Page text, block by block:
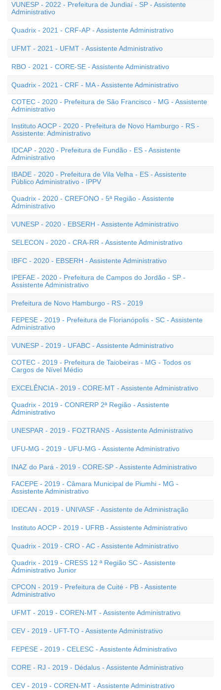
VUNESP - 2022 - Prefeitura de Jundiaí - SP - Assistente
Administrativo
Quadrix - 2021 - CRF-AP - Assistente Administrativo
UFMT - 2021 - UFMT - Assistente Administrativo
RBO - 2021 - CORE-SE - Assistente Administrativo
Quadrix - 2021 - CRF - MA - Assistente Administrativo
COTEC - 2020 - Prefeitura de São Francisco - MG - Assistente
Administrativo
Instituto AOCP - 2020 - Prefeitura de Novo Hamburgo - RS -
Assistente: Administrativo
IDCAP - 2020 - Prefeitura de Fundão - ES - Assistente
Administrativo
IBADE - 2020 - Prefeitura de Vila Velha - ES - Assistente
Público Administrativo - IPPV
Quadrix - 2020 - CREFONO - 5ª Região - Assistente
Administrativo
VUNESP - 2020 - EBSERH - Assistente Administrativo
SELECON - 2020 - CRA-RR - Assistente Administrativo
IBFC - 2020 - EBSERH - Assistente Administrativo
IPEFAE - 2020 - Prefeitura de Campos do Jordão - SP -
Assistente Administrativo
Prefeitura de Novo Hamburgo - RS - 2019
FEPESE - 2019 - Prefeitura de Florianópolis - SC - Assistente
Administrativo
VUNESP - 2019 - UFABC - Assistente Administrativo
COTEC - 2019 - Prefeitura de Taiobeiras - MG - Todos os
Cargos de Nível Médio
EXCELÊNCIA - 2019 - CORE-MT - Assistente Administrativo
Quadrix - 2019 - CONRERP 2ª Região - Assistente
Administrativo
UNESPAR - 2019 - FOZTRANS - Assistente Administrativo
UFU-MG - 2019 - UFU-MG - Assistente Administrativo
INAZ do Pará - 2019 - CORE-SP - Assistente Administrativo
FACEPE - 2019 - Câmara Municipal de Piumhi - MG -
Assistente Administrativo
IDECAN - 2019 - UNIVASF - Assistente de Administração
Instituto AOCP - 2019 - UFRB - Assistente Administrativo
Quadrix - 2019 - CRO - AC - Assistente Administrativo
Quadrix - 2019 - CRESS 12 ª Região SC - Assistente
Administrativo Junior
CPCON - 2019 - Prefeitura de Cuité - PB - Assistente
Administrativo
UFMT - 2019 - COREN-MT - Assistente Administrativo
CEV - 2019 - UFT-TO - Assistente Administrativo
FEPESE - 2019 - CELESC - Assistente Administrativo
CORE - RJ - 2019 - Dédalus - Assistente Administrativo
CEV - 2019 - COREN-MT - Assistente Administrativo